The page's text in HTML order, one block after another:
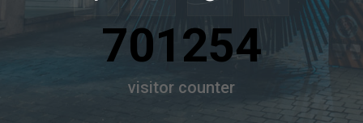
701254
visitor counter